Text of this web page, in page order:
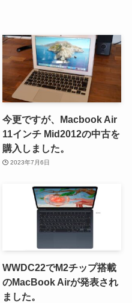
今更ですが、Macbook Air
11インチ Mid2012の中古を
購入しました。
2023年7月6日
WWDC22でM2チップ搭載
のMacBook Airが発表され
ました。